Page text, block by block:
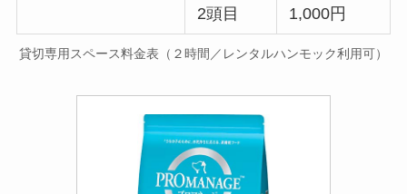
2頭目 1,000円
貸切専用スペース料金表（２時間／レンタルハンモック利用可）